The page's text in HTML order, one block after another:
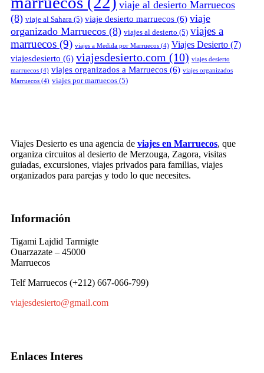
viaje al desierto Marruecos
(8) viaje al Sahara (5) viaje desierto marruecos (6) viaje
organizado Marruecos (8) viajes al desierto (5) viajes a
marruecos (9) viajes a Medida por Marruecos (4) Viajes Desierto (7)
viajesdesierto (6) viajesdesierto.com (10) viajes desierto
marruecos (4) viajes organizados a Marruecos (6) viajes organizados
Marruecos (4) viajes por marruecos (5)
Viajes Desierto es una agencia de viajes en Marruecos, que
organiza circuitos al desierto de Merzouga, Zagora, visitas
guiadas, excursiones, viajes privados para familias, viajes
organizados para parejas y todo lo que necesites.
Información
Tigami Lajdid Tarmigte
Ouarzazate – 45000
Marruecos
Telf Marruecos (+212) 667-066-799)
viajesdesierto@gmail.com
Enlaces Interes